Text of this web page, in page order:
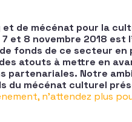
de mécénat pour la
et 8 novembre 2018
fonds de ce secteur en
atouts à mettre en
partenariales. Notre
du mécénat culturel
n’attendez plus